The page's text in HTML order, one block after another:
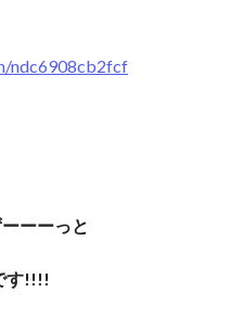
ndc6908cb2fcf
ーーっと
す!!!!